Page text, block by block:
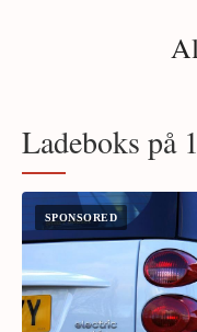
Ladeboks på